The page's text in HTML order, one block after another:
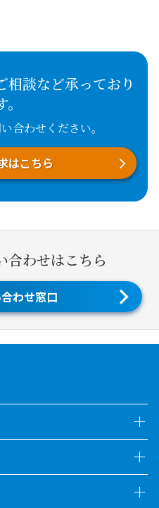
相談など承っており
合わせください。
はこちら
合わせはこちら
わせ窓口